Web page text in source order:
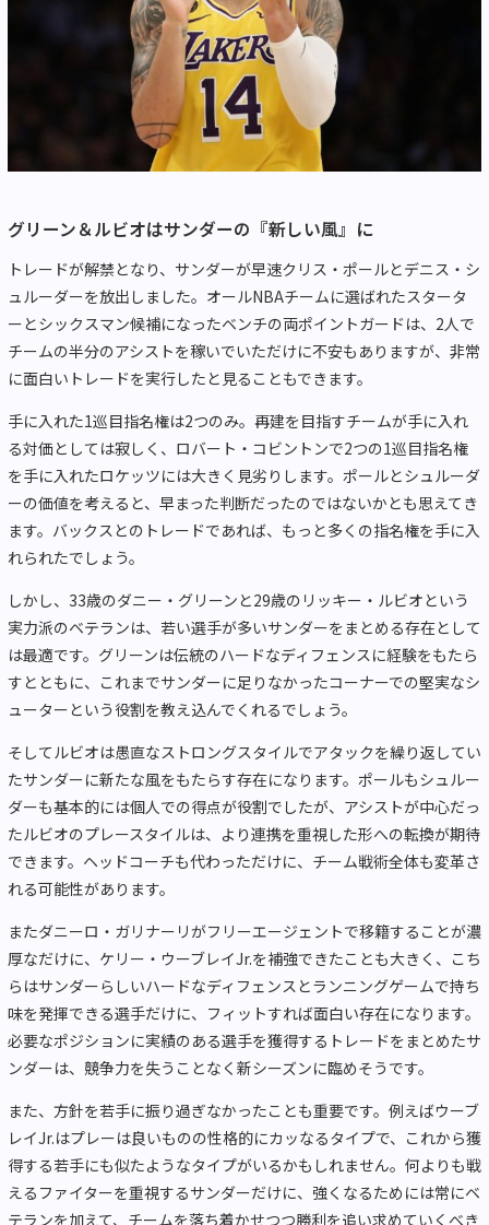
グリーン＆ルビオはサンダーの『新しい風』に
トレードが解禁となり、サンダーが早速クリス・ポールとデニス・シ
ュルーダーを放出しました。オールNBAチームに選ばれたスタータ
ーとシックスマン候補になったベンチの両ポイントガードは、2人で
チームの半分のアシストを稼いでいただけに不安もありますが、非常
に面白いトレードを実行したと見ることもできます。
手に入れた1巡目指名権は2つのみ。再建を目指すチームが手に入れ
る対価としては寂しく、ロバート・コビントンで2つの1巡目指名権
を手に入れたロケッツには大きく見劣りします。ポールとシュルーダ
ーの価値を考えると、早まった判断だったのではないかとも思えてき
ます。バックスとのトレードであれば、もっと多くの指名権を手に入
れられたでしょう。
しかし、33歳のダニー・グリーンと29歳のリッキー・ルビオという
実力派のベテランは、若い選手が多いサンダーをまとめる存在として
は最適です。グリーンは伝統のハードなディフェンスに経験をもたら
すとともに、これまでサンダーに足りなかったコーナーでの堅実なシ
ューターという役割を教え込んでくれるでしょう。
そしてルビオは愚直なストロングスタイルでアタックを繰り返してい
たサンダーに新たな風をもたらす存在になります。ポールもシュルー
ダーも基本的には個人での得点が役割でしたが、アシストが中心だっ
たルビオのプレースタイルは、より連携を重視した形への転換が期待
できます。ヘッドコーチも代わっただけに、チーム戦術全体も変革さ
れる可能性があります。
またダニーロ・ガリナーリがフリーエージェントで移籍することが濃
厚なだけに、ケリー・ウーブレイJr.を補強できたことも大きく、こち
らはサンダーらしいハードなディフェンスとランニングゲームで持ち
味を発揮できる選手だけに、フィットすれば面白い存在になります。
必要なポジションに実績のある選手を獲得するトレードをまとめたサ
ンダーは、競争力を失うことなく新シーズンに臨めそうです。
また、方針を若手に振り過ぎなかったことも重要です。例えばウーブ
レイJr.はプレーは良いものの性格的にカッなるタイプで、これから獲
得する若手にも似たようなタイプがいるかもしれません。何よりも戦
えるファイターを重視するサンダーだけに、強くなるためには常にベ
テランを加えて、チームを落ち着かせつつ勝利を追い求めていくべき